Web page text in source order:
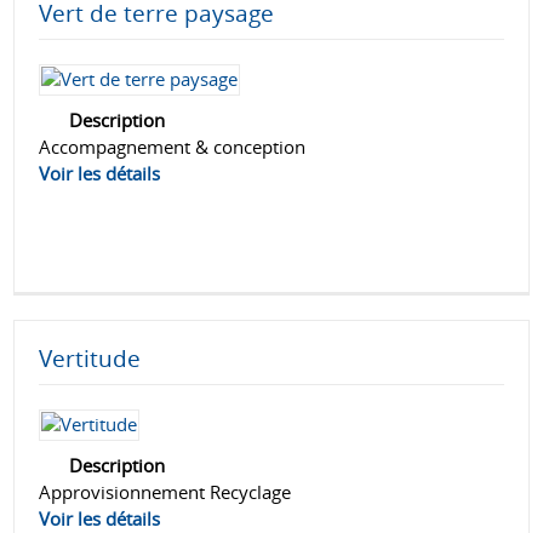
Vert de terre paysage
Description
Accompagnement & conception
Voir les détails
Vertitude
Description
Approvisionnement Recyclage
Voir les détails